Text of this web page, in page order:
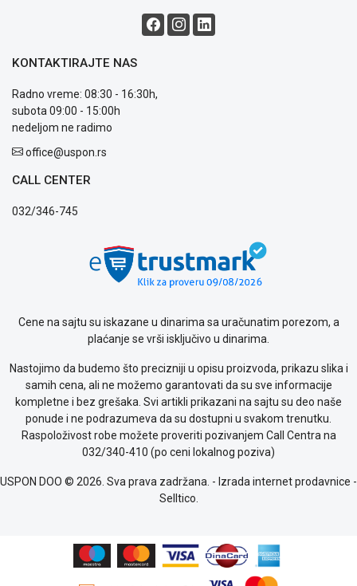
KONTAKTIRAJTE NAS
Radno vreme: 08:30 - 16:30h,
subota 09:00 - 15:00h
nedeljom ne radimo
office@uspon.rs
CALL CENTER
032/346-745
Cene na sajtu su iskazane u dinarima sa uračunatim porezom, a
plaćanje se vrši isključivo u dinarima.
Nastojimo da budemo što precizniji u opisu proizvoda, prikazu slika i
samih cena, ali ne možemo garantovati da su sve informacije
kompletne i bez grešaka. Svi artikli prikazani na sajtu su deo naše
ponude i ne podrazumeva da su dostupni u svakom trenutku.
Raspoloživost robe možete proveriti pozivanjem Call Centra na
032/340-410 (po ceni lokalnog poziva)
USPON DOO © 2026. Sva prava zadržana. - Izrada internet prodavnice -
Selltico.